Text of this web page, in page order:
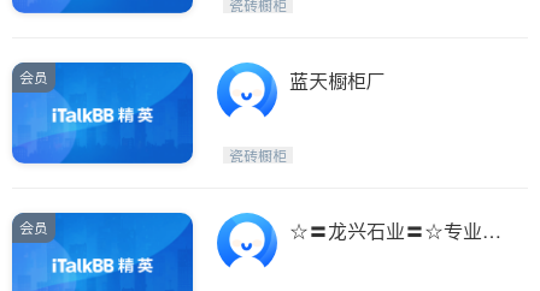
瓷砖橱柜
会员 蓝天橱柜厂
瓷砖橱柜
会员
☆〓龙兴石业〓☆专业制